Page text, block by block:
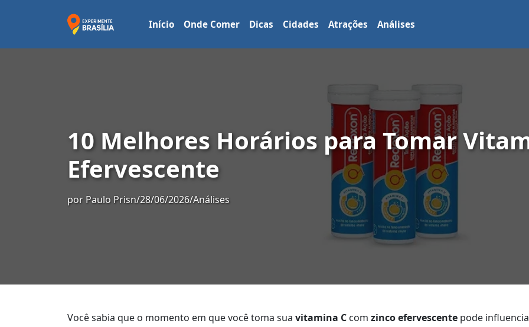
Início Onde Comer Dicas Cidades Atrações Análises
10 Melhores Horários para Tomar
Efervescente
por Paulo Prisn/28/06/2026/Análises
Você sabia que o momento em que você toma sua vitamina C com zinco efervescente pode